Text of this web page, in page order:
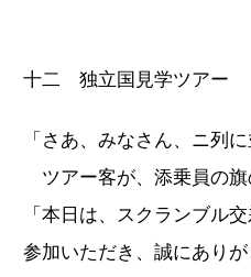
十二 独立国見学ツアー
「さあ、みなさん、ニ列に
ツアー客が、添乗員の旗
「本日は、スクランブル
参加いただき、誠にありが